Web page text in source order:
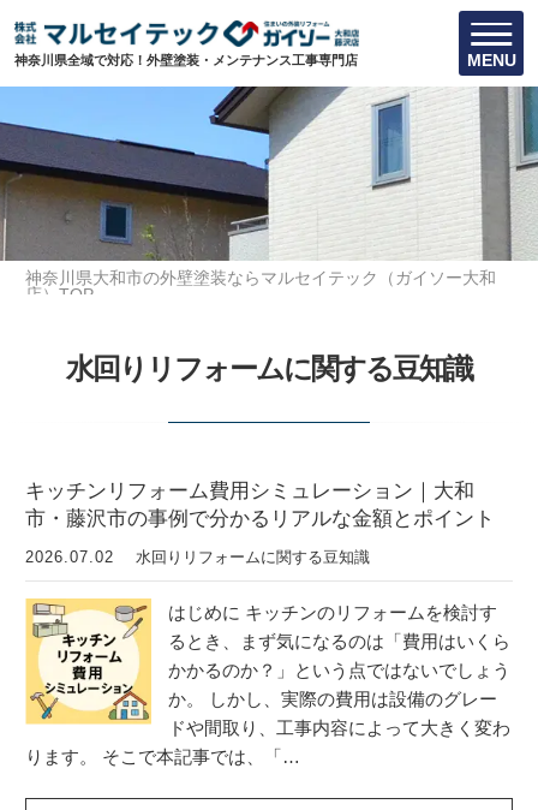
神奈川県全域で対応！外壁塗装・メンテナンス工事専門店 MENU
神奈川県大和市の外壁塗装ならマルセイテック（ガイソー大和
店）TOP
水回りリフォームに関する豆知識
キッチンリフォーム費用シミュレーション｜大和
市・藤沢市の事例で分かるリアルな金額とポイント
2026.07.02 水回りリフォームに関する豆知識
はじめに キッチンのリフォームを検討す
るとき、まず気になるのは「費用はいくら
かかるのか？」という点ではないでしょう
か。 しかし、実際の費用は設備のグレー
ドや間取り、工事内容によって大きく変わ
ります。 そこで本記事では、「…